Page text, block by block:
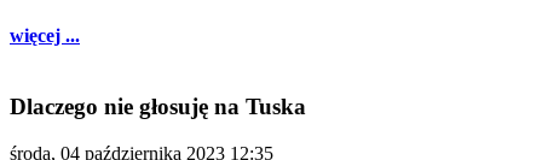
więcej ...
Dlaczego nie głosuję na Tuska
środa, 04 października 2023 12:35